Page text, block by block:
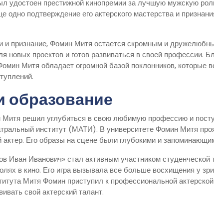
удостоен престижной кинопремии за лучшую мужскую
подтверждение его актерского мастерства и
и признание, Фомин Митя остается скромным и
новых проектов и готов развиваться в своей профессии.
Митя обладает огромной базой поклонников, которые
образование
решил углубиться в свою любимую профессию и
институт (МАТИ). В университете Фомин Митя
Его образы на сцене были глубокими и
Иванович» стал активным участником студенческой
в кино. Его игра вызывала все больше восхищения у
Митя Фомин приступил к профессиональной актерской
свой актерский талант.